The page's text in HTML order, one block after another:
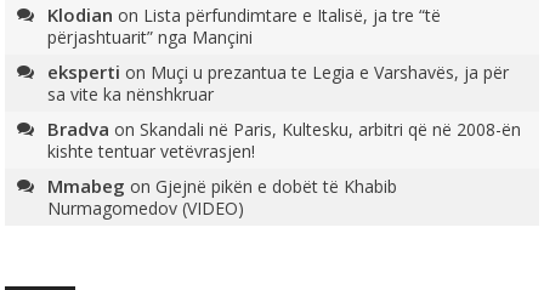
Klodian on Lista përfundimtare e Italisë, ja tre “të
përjashtuarit” nga Mançini
eksperti on Muçi u prezantua te Legia e Varshavës, ja për
sa vite ka nënshkruar
Bradva onSkandali në Paris, Kultesku, arbitri që në 2008-ën
kishte tentuar vetëvrasjen!
Mmabeg onGjejnë pikën e dobët të Khabib
Nurmagomedov (VIDEO)